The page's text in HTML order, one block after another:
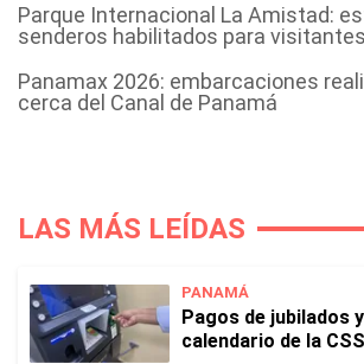
Parque Internacional La Amistad:
senderos habilitados para visitantes
Panamax 2026: embarcaciones
cerca del Canal de Panamá
LAS MÁS LEÍDAS
PANAMÁ
Pagos de jubilados
calendario de la